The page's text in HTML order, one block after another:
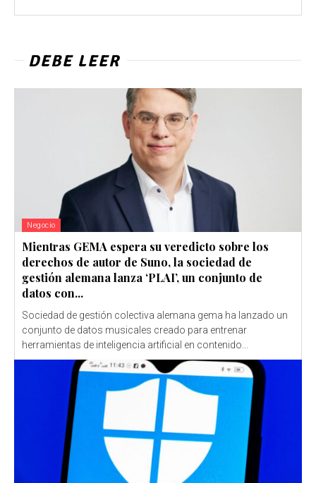
DEBE LEER
Negocio
Mientras GEMA espera su veredicto sobre los
derechos de autor de Suno, la sociedad de
gestión alemana lanza ‘PLAI’, un conjunto de
datos con...
Sociedad de gestión colectiva alemana gema ha lanzado un
conjunto de datos musicales creado para entrenar
herramientas de inteligencia artificial en contenido...